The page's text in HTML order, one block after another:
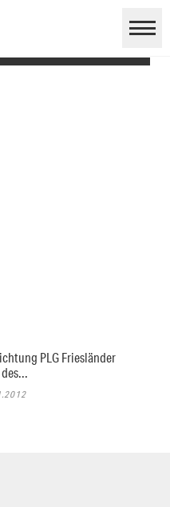
PLG Friesländer